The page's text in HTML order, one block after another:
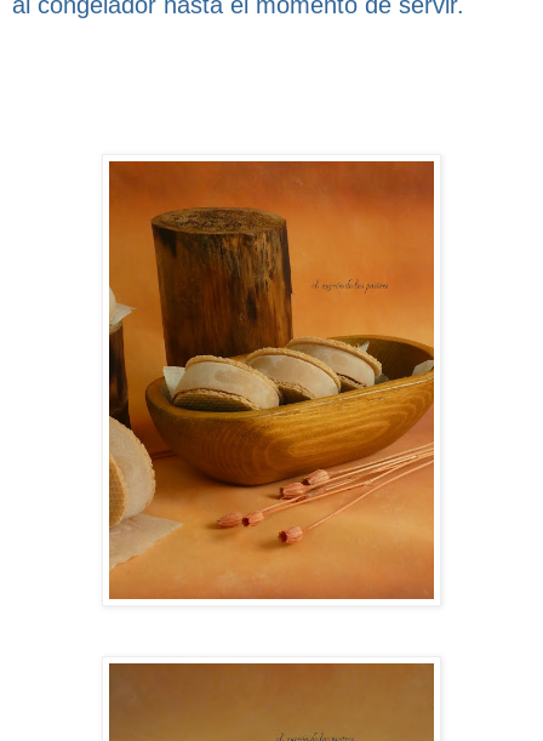
al congelador hasta el momento de servir.